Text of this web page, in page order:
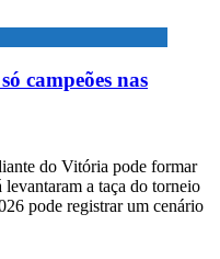
campeões nas
do Vitória pode formar
a taça do torneio
pode registrar um cenário